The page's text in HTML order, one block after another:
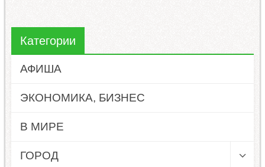
Категории
АФИША
ЭКОНОМИКА, БИЗНЕС
В МИРЕ
ГОРОД